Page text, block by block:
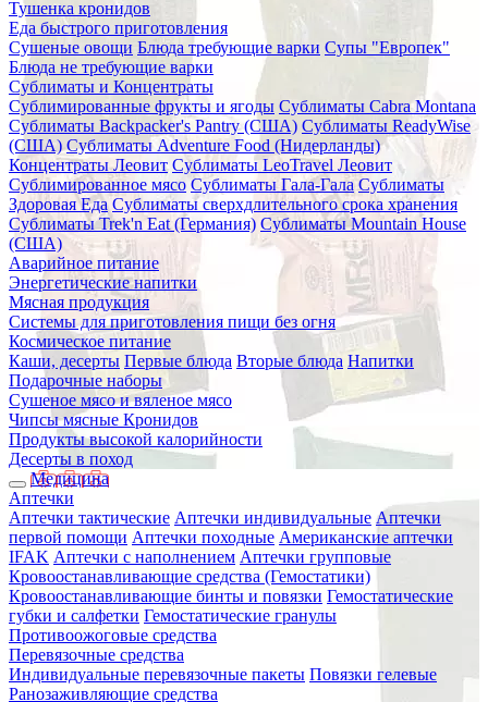
Тушенка кронидов
Еда быстрого приготовления
Сушеные овощи Блюда требующие варки Супы "Европек"
Блюда не требующие варки
Сублиматы и Концентраты
Сублимированные фрукты и ягоды Сублиматы Cabra Montana
Сублиматы Backpacker's Pantry (США) Сублиматы ReadyWise
(США) Сублиматы Adventure Food (Нидерланды)
Концентраты Леовит Сублиматы LeoTravel Леовит
Сублимированное мясо Сублиматы Гала-Гала Сублиматы
Здоровая Еда Сублиматы сверхдлительного срока хранения
Сублиматы Trek'n Eat (Германия) Сублиматы Mountain House
(США)
Аварийное питание
Энергетические напитки
Мясная продукция
Системы для приготовления пищи без огня
Космическое питание
Каши, десерты Первые блюда Вторые блюда Напитки
Подарочные наборы
Сушеное мясо и вяленое мясо
Чипсы мясные Кронидов
Продукты высокой калорийности
Десерты в поход
Медицина
Аптечки
Аптечки тактические Аптечки индивидуальные Аптечки
первой помощи Аптечки походные Американские аптечки
IFAK Аптечки с наполнением Аптечки групповые
Кровоостанавливающие средства (Гемостатики)
Кровоостанавливающие бинты и повязки Гемостатические
губки и салфетки Гемостатические гранулы
Противоожоговые средства
Перевязочные средства
Индивидуальные перевязочные пакеты Повязки гелевые
Ранозаживляющие средства